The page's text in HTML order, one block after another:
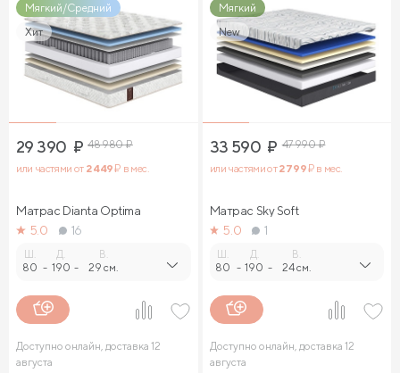
Мягкий/Средний
Хит
29 390 ₽ 48 980₽
или частями от 2 449₽ в мес.
Матрас Dianta Optima
5.0
16
80 -
Д.
190 -
В.
29 см.
Доступно онлайн, доставка 12
августа
Мягкий
New
33 590 ₽ 47 990₽
или частями от2 799₽ в мес.
Матрас Sky Soft
5.0
1
80 -
Д.
190 -
В.
24 см.
Доступно онлайн, доставка 12
августа